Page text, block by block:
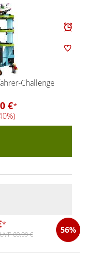
Challenge
€*
* 56%
89,99 €